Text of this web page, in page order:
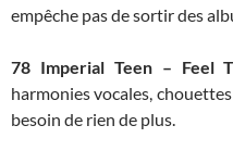
empêche pas de sortir des
78 Imperial Teen – Feel
harmonies vocales,
besoin de rien de plus.